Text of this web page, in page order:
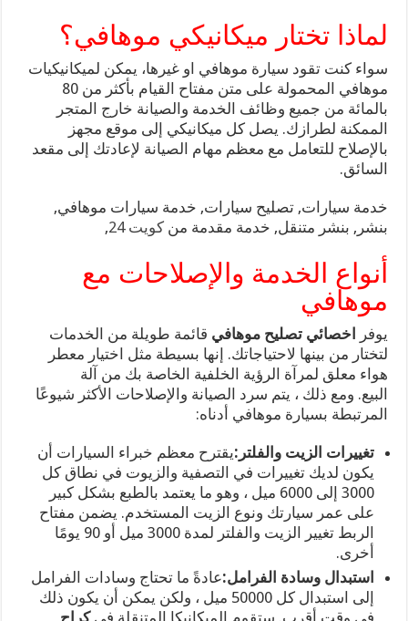
لماذا تختار ميكانيكي موهافي؟
سواء كنت تقود سيارة موهافي او غيرها، يمكن لميكانيكيات
موهافي المحمولة على متن مفتاح القيام بأكثر من 80
بالمائة من جميع وظائف الخدمة والصيانة خارج المتجر
الممكنة لطرازك. يصل كل ميكانيكي إلى موقع مجهز
بالإصلاح للتعامل مع معظم مهام الصيانة لإعادتك إلى مقعد
السائق.
خدمة سيارات, تصليح سيارات, خدمة سيارات موهافي,
بنشر, بنشر متنقل, خدمة مقدمة منكويت 24 ,
أنواع الخدمة والإصلاحات مع
موهافي
يوفر اخصائي تصليح موهافي قائمة طويلة من الخدمات
لتختار من بينها لاحتياجاتك. إنها بسيطة مثل اختيار معطر
هواء معلق لمرآة الرؤية الخلفية الخاصة بك من آلة
البيع. ومع ذلك ، يتم سرد الصيانة والإصلاحات الأكثر شيوعًا
المرتبطة بسيارة موهافي أدناه:
تغييرات الزيت والفلتر:يقترح معظم خبراء السيارات أن
يكون لديك تغييرات في التصفية والزيوت في نطاق كل
3000 إلى 6000 ميل ، وهو ما يعتمد بالطبع بشكل كبير
على عمر سيارتك ونوع الزيت المستخدم. يضمن مفتاح
الربط تغيير الزيت والفلتر لمدة 3000 ميل أو 90 يومًا
أخرى.
استبدال وسادة الفرامل:عادةً ما تحتاج وسادات الفرامل
إلى استبدال كل 50000 ميل ، ولكن يمكن أن يكون ذلك